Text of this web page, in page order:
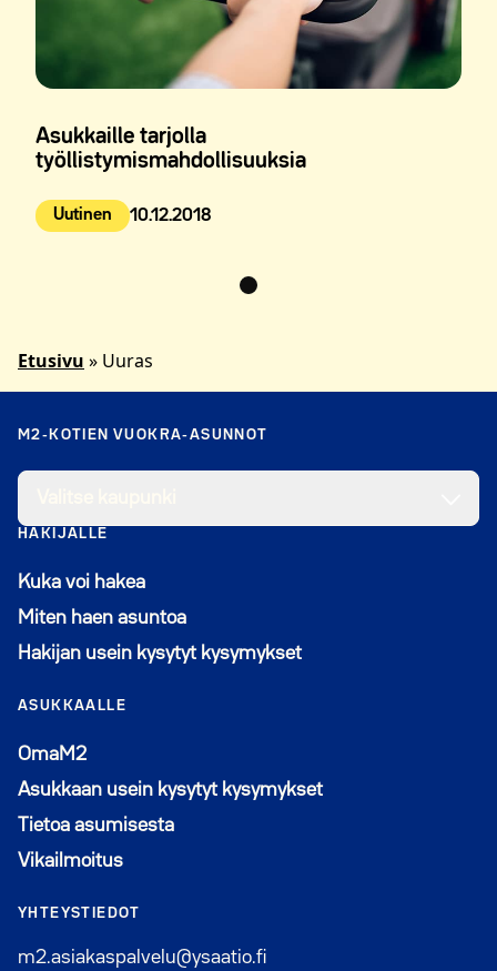
Asukkaille tarjolla
työllistymismahdollisuuksia
Uutinen
Julkaistu: 10.12.2018
Etusivu » Uuras
M2-KOTIEN VUOKRA-ASUNNOT
HAKIJALLE
Kuka voi hakea
Miten haen asuntoa
Hakijan usein kysytyt kysymykset
ASUKKAALLE
OmaM2Avautuu uuteen ikkunaan
Asukkaan usein kysytyt kysymykset
Tietoa asumisesta
Vikailmoitus
YHTEYSTIEDOT
m2.asiakaspalvelu@ysaatio.fi